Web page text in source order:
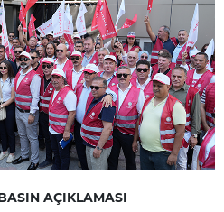
AÇIKLAMASI